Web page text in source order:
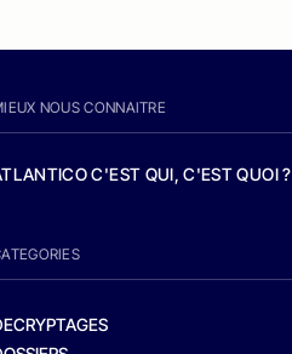
NOUS CONNAITRE
C'EST QUI, C'EST QUOI ?